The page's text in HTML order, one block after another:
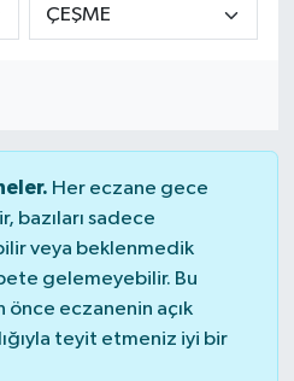
Her eczane gece
bazıları sadece
veya beklenmedik
gelemeyebilir. Bu
önce eczanenin açık
teyit etmeniz iyi bir